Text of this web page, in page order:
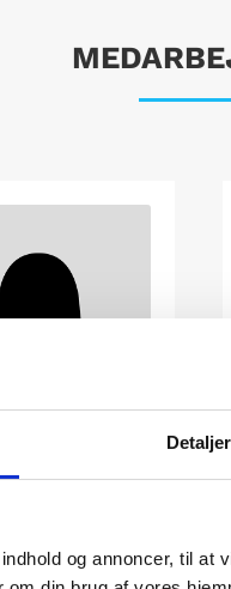
Detaljer
og annoncer, til at
26 25 88 80